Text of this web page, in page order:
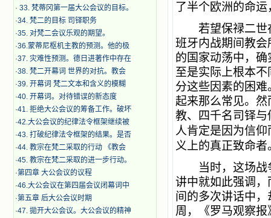
· 33. 梵蒂冈第一届大公会议的目标。
·34. 梵二的目标 司铎职务
·35. 对梵二会议乐观的期望。
·36.蒙蒂尼枢机主教的预测。他的极
·37. 灾难性预测。德日进著作中存在
·38. 梵二开幕词 世界的对抗。教会
·39. 开幕词 梵二文本和含义的模糊
·40. 开幕词。对待错误的新态度
·41. 拒绝大公会议的筹备工作。破坏
·42.大公会议的纪律法令框架继续被
·43. 打破纪律法令框架的结果。是否
·44. 教宗在梵二采取的行动 《教会
·45. 教宗在梵二采取的进一步行动。
·第四章 大公会议的议程
·46.大公会议在第四届会议闭幕词中
·第五章 后大公会议时期
·47. 拋开大公会议。大公会议的精神
了半个欧洲的命
若望保禄二世在
班牙内战期间教
的国家动荡中，
至是实际上根本
分这些因素的困
起来那么常见。
教、四千名司铎
人肯定是因为信仰
义上的真正致命者
当时，这场战争
讲中就如此强调
间的多次讲话中
周，《罗马观察报